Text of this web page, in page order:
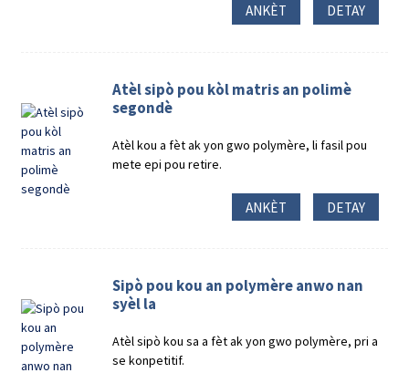
ANKÈT DETAY
Atèl sipò pou kòl matris an polimè
segondè
Atèl kou a fèt ak yon gwo polymère, li fasil pou
mete epi pou retire.
ANKÈT DETAY
Sipò pou kou an polymère anwo nan
syèl la
Atèl sipò kou sa a fèt ak yon gwo polymère, pri a
se konpetitif.